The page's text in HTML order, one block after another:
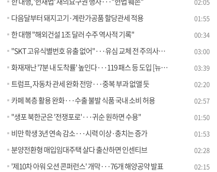
다음달부터 돼지고기·계란가공품 할당관세 적용 01:55
한 대행 "해외건설 1조 달러 수주 역사적 기록" 00:34
"SKT 고유식별번호 유출 없어"···유심 교체 전 주의사항은? 03:00
화재재난 '7분 내 도착률' 높인다···119 패스 등 도입 [뉴스의 맥] 03:39
트럼프, 자동차 관세 완화 전망···중복 부과 없앨 듯 02:20
카페 복층 활용 완화···수출 불발 식품 국내 소비 허용 02:57
"생포 북한군은 '전쟁포로'···귀순 원하면 수용" 01:50
비만 학생 3년 연속 감소···시력 이상·충치는 증가 01:53
분양전환형 매입임대주택 살다 출산하면 인센티브 02:28
'제10차 아워 오션 콘퍼런스' 개막···76개 해양공약 발표 02:15